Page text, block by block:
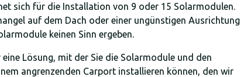
sich für die Installation von 9 oder 15 Solarmodulen.
auf dem Dach oder einer ungünstigen Ausrichtung
keinen Sinn ergeben.
Lösung, mit der Sie die Solarmodule und den
angrenzenden Carport installieren können, den wir